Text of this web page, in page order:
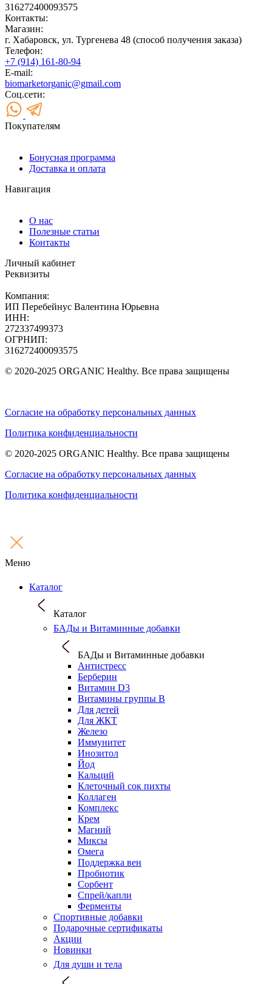
316272400093575
Контакты:
Магазин:
г. Хабаровск, ул. Тургенева 48 (способ получения заказа)
Телефон:
+7 (914) 161-80-94
E-mail:
biomarketorganic@gmail.com
Соц.сети:
Покупателям
Бонусная программа
Доставка и оплата
Навигация
О нас
Полезные статьи
Контакты
Личный кабинет
Реквизиты
Компания:
ИП Перебейнус Валентина Юрьевна
ИНН:
272337499373
ОГРНИП:
316272400093575
© 2020-2025 ORGANIC Healthy. Все права защищены
Согласие на обработку персональных данных
Политика конфиденциальности
© 2020-2025 ORGANIC Healthy. Все права защищены
Согласие на обработку персональных данных
Политика конфиденциальности
Меню
Каталог
Каталог
БАДы и Витаминные добавки
БАДы и Витаминные добавки
Антистресс
Берберин
Витамин D3
Витамины группы B
Для детей
Для ЖКТ
Железо
Иммунитет
Инозитол
Йод
Кальций
Клеточный сок пихты
Коллаген
Комплекс
Крем
Магний
Миксы
Омега
Поддержка вен
Пробиотик
Сорбент
Спрей/капли
Ферменты
Спортивные добавки
Подарочные сертификаты
Акции
Новинки
Для души и тела